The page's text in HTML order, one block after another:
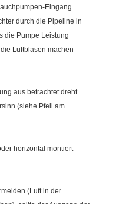
Eingang
durch die Pipeline in
die Pumpe Leistung
Luftblasen machen
aus betrachtet dreht
(siehe Pfeil am
horizontal montiert
(Luft in der